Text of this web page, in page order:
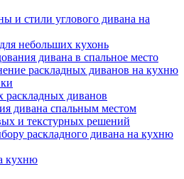
и стили углового дивана на
небольших кухонь
дивана в спальное место
раскладных диванов на кухню
раскладных диванов
дивана спальным местом
и текстурных решений
раскладного дивана на кухню
кухню